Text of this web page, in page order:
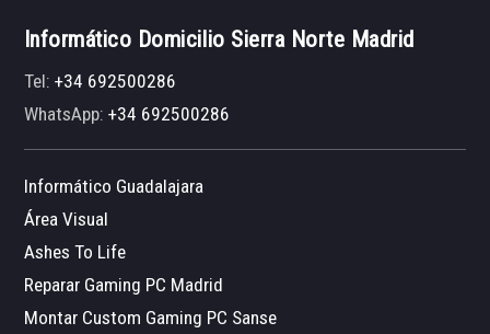
Informático Domicilio Sierra Norte Madrid
Tel:+34 692500286
WhatsApp:+34 692500286
Informático Guadalajara
Área Visual
Ashes To Life
Reparar Gaming PC Madrid
Montar Custom Gaming PC Sanse